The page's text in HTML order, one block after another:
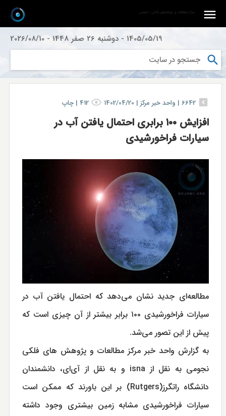
1405/05/19
- دوشنبه 26 صفر 1448 -
2026/08/10
مرکز مطالعات و پژوهشهای فلکی - نجومی
6642
| واحد خبر مركز | 1402/04/20
412
| چاپ
افزایش ۱۰۰ برابری احتمال یافتن آب در
سیارات فراخورشیدی
مطالعه‌ای جدید نشان می‌دهد که احتمال یافتن آب در
سیارات فراخورشیدی ۱۰۰ برابر بیشتر از آن چیزی است که
پیش از این تصور می‌شد.
به گزارش واحد خبر مرکز مطالعات و پژوهش های فلکی
نجومی به نقل از isna و به نقل از آی‌ای، دانشمندان
دانشگاه راتگرز(Rutgers) بر این باورند که ممکن است
سیارات فراخورشیدی مشابه زمین بیشتری وجود داشته